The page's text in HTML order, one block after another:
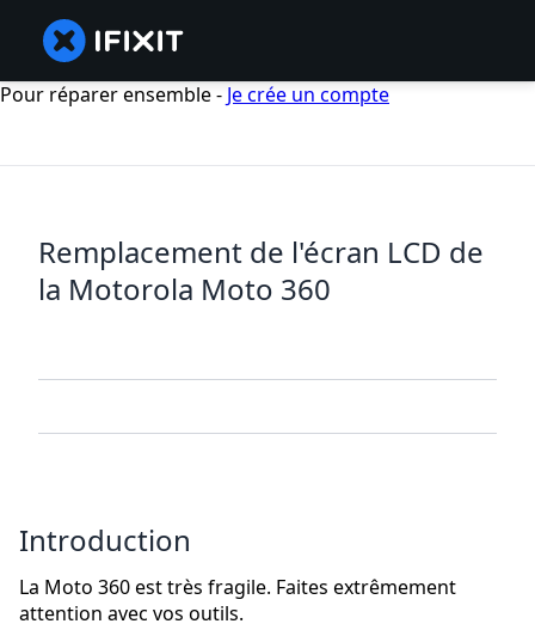
Pour réparer ensemble - Je crée un compte
Remplacement de l'écran LCD de
la Motorola Moto 360
Introduction
La Moto 360 est très fragile. Faites extrêmement
attention avec vos outils.